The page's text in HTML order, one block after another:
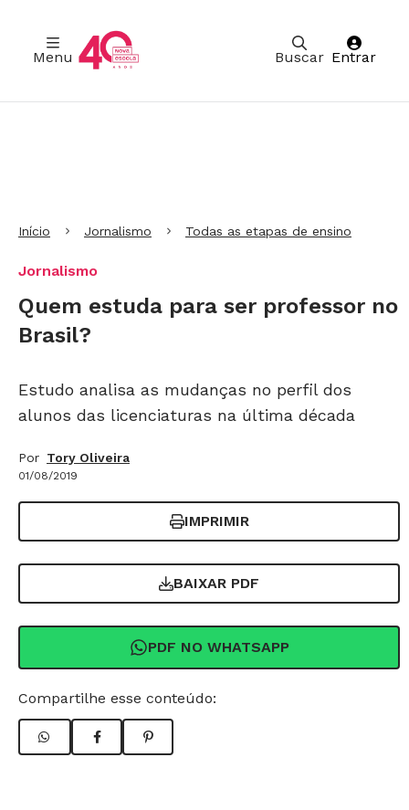
Buscar
Menu Entrar
Início Jornalismo Todas as etapas de ensino
Jornalismo
Quem estuda para ser professor no
Brasil?
Estudo analisa as mudanças no perfil dos
alunos das licenciaturas na última década
Por Tory Oliveira
01/08/2019
IMPRIMIR
BAIXAR PDF
PDF NO WHATSAPP
Compartilhe esse conteúdo: